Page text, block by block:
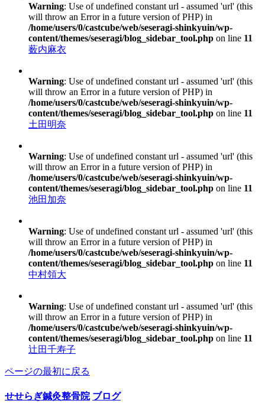
Warning: Use of undefined constant url - assumed 'url' (this
will throw an Error in a future version of PHP) in
/home/users/0/castcube/web/seseragi-shinkyuin/wp-
content/themes/seseragi/blog_sidebar_tool.php on line 11
薮内麻衣
Warning: Use of undefined constant url - assumed 'url' (this
will throw an Error in a future version of PHP) in
/home/users/0/castcube/web/seseragi-shinkyuin/wp-
content/themes/seseragi/blog_sidebar_tool.php on line 11
土田明奈
Warning: Use of undefined constant url - assumed 'url' (this
will throw an Error in a future version of PHP) in
/home/users/0/castcube/web/seseragi-shinkyuin/wp-
content/themes/seseragi/blog_sidebar_tool.php on line 11
池田加奈
Warning: Use of undefined constant url - assumed 'url' (this
will throw an Error in a future version of PHP) in
/home/users/0/castcube/web/seseragi-shinkyuin/wp-
content/themes/seseragi/blog_sidebar_tool.php on line 11
中村領大
Warning: Use of undefined constant url - assumed 'url' (this
will throw an Error in a future version of PHP) in
/home/users/0/castcube/web/seseragi-shinkyuin/wp-
content/themes/seseragi/blog_sidebar_tool.php on line 11
辻田千寿子
ページの最初に戻る
せせらぎ鍼灸整骨院 ブログ